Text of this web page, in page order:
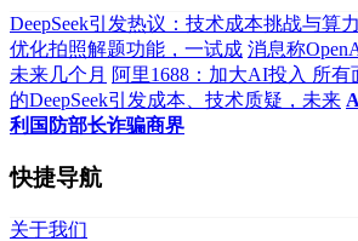
DeepSeek引发热议：技术成本挑战与算
优化拍照解题功能，一试成 消息称
未来几个月 阿里1688：加大AI投入 所
的DeepSeek引发成本、技术质疑，未来
利国防部长诈骗商界
快捷导航
关于我们